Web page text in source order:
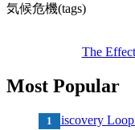
気候危機(tags)
The
Most Popular